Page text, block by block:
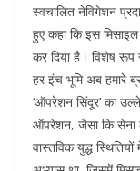
स्वचालित नेविगेशन
हुए कहा कि इस मिसाइल
कर दिया है। विशेष रूप
हर इंच भूमि अब हमारे
‘ऑपरेशन सिंदूर’ का
ऑपरेशन, जैसा कि सेना
वास्तविक युद्ध